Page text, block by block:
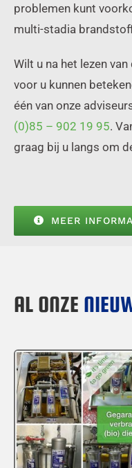
problemen kunt
multi-stadia
Wilt u na het lezen
voor u kunnen
één van onze
(0)85 – 902 19 95.
graag bij u langs om
MEER
AL ONZE